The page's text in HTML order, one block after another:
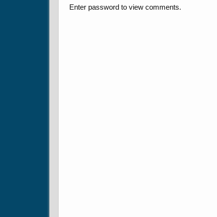
Enter password to view comments.